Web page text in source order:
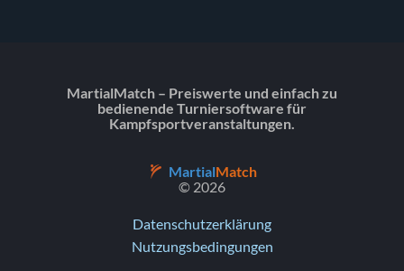
MartialMatch – Preiswerte und einfach zu
bedienende Turniersoftware für
Kampfsportveranstaltungen.
MartialMatch
© 2026
Datenschutzerklärung
Nutzungsbedingungen